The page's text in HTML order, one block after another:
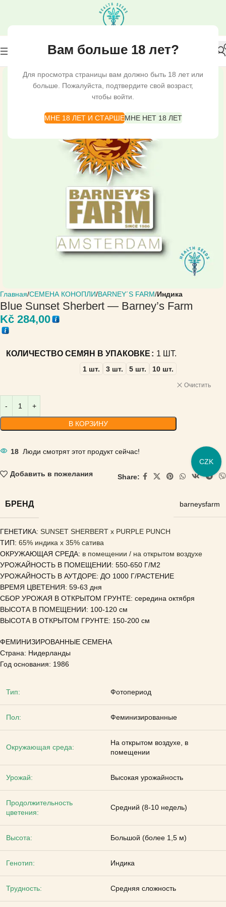
Вам больше 18 лет?
Для просмотра страницы вам должно быть 18 лет или
больше. Пожалуйста, подтвердите свой возраст,
чтобы войти.
МНЕ 18 ЛЕТ И СТАРШЕМНЕ НЕТ 18 ЛЕТ
Главная СЕМЕНА КОНОПЛИ BARNEY´S FARM Индика
Blue Sunset Sherbert — Barney’s Farm
Kč 284,00
КОЛИЧЕСТВО СЕМЯН В УПАКОВКЕ 1 ШТ.
1 шт. 3 шт. 5 шт. 10 шт.
Очистить
В КОРЗИНУ
18 Люди смотрят этот продукт сейчас!
Добавить в пожелания Share:
БРЕНД barneysfarm
ГЕНЕТИКА: SUNSET SHERBERT x PURPLE PUNCH
ТИП: 65% индика x 35% сатива
ОКРУЖАЮЩАЯ СРЕДА: в помещении / на открытом воздухе
УРОЖАЙНОСТЬ В ПОМЕЩЕНИИ: 550-650 Г/М2
УРОЖАЙНОСТЬ В АУТДОРЕ: ДО 1000 Г/РАСТЕНИЕ
ВРЕМЯ ЦВЕТЕНИЯ: 59-63 дня
СБОР УРОЖАЯ В ОТКРЫТОМ ГРУНТЕ: середина октября
ВЫСОТА В ПОМЕЩЕНИИ: 100-120 см
ВЫСОТА В ОТКРЫТОМ ГРУНТЕ: 150-200 см
ФЕМИНИЗИРОВАННЫЕ СЕМЕНА
Страна: Нидерланды
Год основания: 1986
Тип: Фотопериод
Пол: Феминизированные
Окружающая среда:
На открытом воздухе, в
помещении
Урожай: Высокая урожайность
Продолжительность
цветения:
Средний (8-10 недель)
Высота: Большой (более 1,5 м)
Генотип: Индика
Трудность: Средняя сложность
CZK